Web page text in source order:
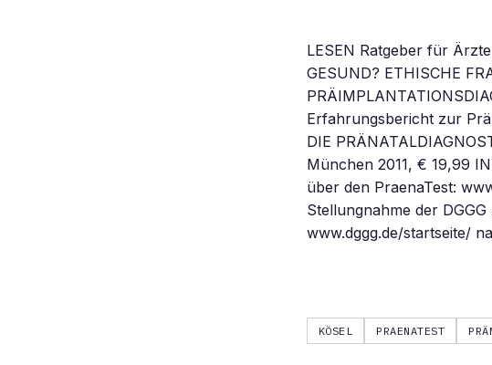
LESEN Ratgeber für
GESUND? ETHISCHE
Erfahrungsbericht zur
DIE
München 2011, € 19,99
über den PraenaTest:
Stellungnahme der
www.dggg.de/startseite/
KÖSEL PRAENATEST